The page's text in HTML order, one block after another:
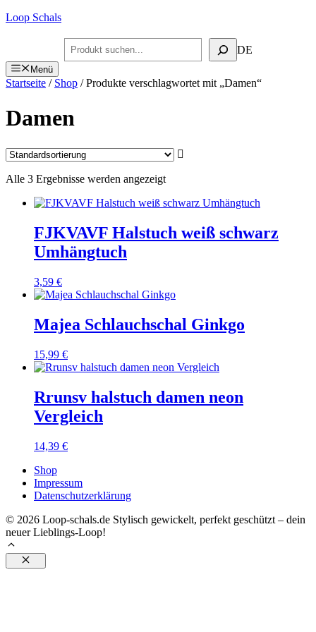
Zum
Loop Schals
Suchen DE
Menü
Startseite / Shop / Produkte verschlagwortet mit „Damen“
Damen
Alle 3 Ergebnisse werden angezeigt
FJKVAVF Halstuch weiß schwarz
Umhängtuch
3,59 €
Majea Schlauchschal Ginkgo
15,99 €
Rrunsv halstuch damen neon
Vergleich
14,39 €
Shop
Impressum
Datenschutzerklärung
© 2026 Loop-schals.de Stylisch gewickelt, perfekt geschützt – dein
neuer Lieblings-Loop!
Schließen